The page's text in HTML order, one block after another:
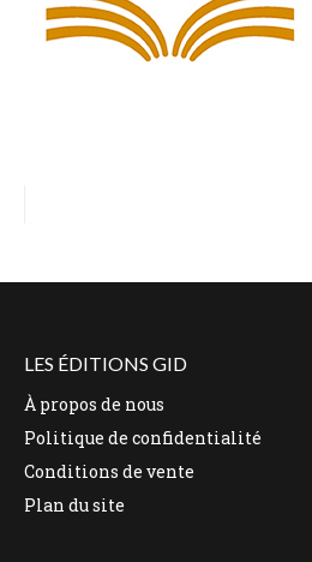
LES ÉDITIONS GID
À propos de nous
Politique de confidentialité
Conditions de vente
Plan du site